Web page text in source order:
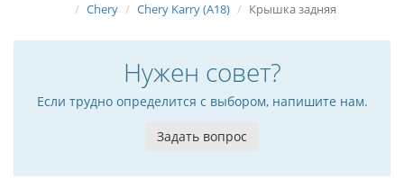
Chery Chery Karry (A18) Крышка задняя
Нужен совет?
Если трудно определится с выбором, напишите нам.
Задать вопрос